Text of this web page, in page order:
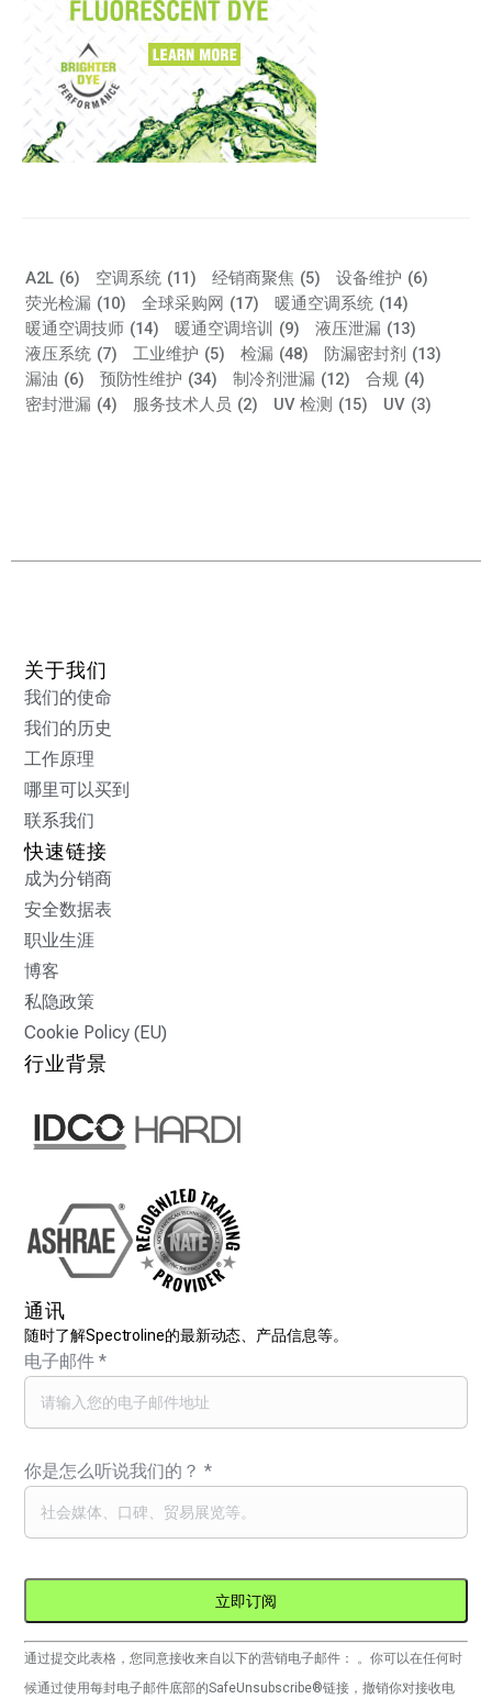
A2L (6) 空调系统 (11) 经销商聚焦 (5) 设备维护 (6)
荧光检漏 (10) 全球采购网 (17) 暖通空调系统 (14)
暖通空调技师 (14) 暖通空调培训 (9) 液压泄漏 (13)
液压系统 (7) 工业维护 (5) 检漏 (48) 防漏密封剂 (13)
漏油 (6) 预防性维护 (34) 制冷剂泄漏 (12) 合规 (4)
密封泄漏 (4) 服务技术人员 (2) UV 检测 (15) UV (3)
关于我们
我们的使命
我们的历史
工作原理
哪里可以买到
联系我们
快速链接
成为分销商
安全数据表
职业生涯
博客
私隐政策
Cookie Policy (EU)
行业背景
通讯
随时了解Spectroline的最新动态、产品信息等。
电子邮件*
你是怎么听说我们的？*
Constant
Contact
通过提交此表格，您同意接收来自以下的营销电子邮件： 。你可以在任何时
候通过使用每封电子邮件底部的SafeUnsubscribe®链接，撤销你对接收电